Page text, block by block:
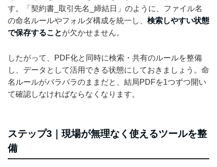
す。「契約書_取引先名_締結日」のように、ファイル名
の命名ルールやフォルダ構成を統一し、 検索しやすい状態
で保存することが欠かせません。
したがって、PDF化と同時に検索・共有のルールを整備
し、データとして活用できる状態にしておきましょう。命
名ルールがバラバラのままだと、結局PDFを1つずつ開い
て確認しなければならなくなります。
ステップ3｜現場が無理なく使えるツールを整
備